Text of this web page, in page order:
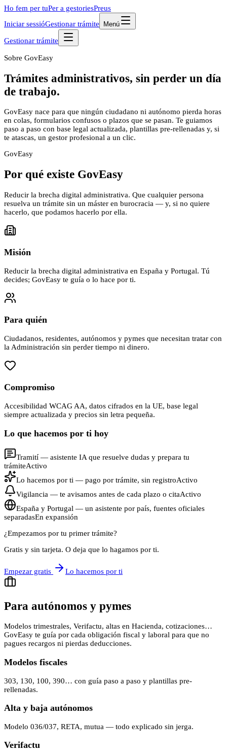
Ho fem per tuPer a gestoriesPreus
Iniciar sessióGestionar trámite Menú
Gestionar trámite
Sobre GovEasy
Trámites administrativos, sin perder un día
de trabajo.
GovEasy nace para que ningún ciudadano ni autónomo pierda horas
en colas, formularios confusos o plazos que se pasan. Te guiamos
paso a paso con base legal actualizada, plantillas pre-rellenadas y, si
te atascas, un gestor profesional a un clic.
GovEasy
Por qué existe GovEasy
Reducir la brecha digital administrativa. Que cualquier persona
resuelva un trámite sin un máster en burocracia — y, si no quiere
hacerlo, que podamos hacerlo por ella.
Misión
Reducir la brecha digital administrativa en España y Portugal. Tú
decides; GovEasy te guía o lo hace por ti.
Para quién
Ciudadanos, residentes, autónomos y pymes que necesitan tratar con
la Administración sin perder tiempo ni dinero.
Compromiso
Accesibilidad WCAG AA, datos cifrados en la UE, base legal
siempre actualizada y precios sin letra pequeña.
Lo que hacemos por ti hoy
Tramití — asistente IA que resuelve dudas y prepara tu
trámiteActivo
Lo hacemos por ti — pago por trámite, sin registroActivo
Vigilancia — te avisamos antes de cada plazo o citaActivo
España y Portugal — un asistente por país, fuentes oficiales
separadasEn expansión
¿Empezamos por tu primer trámite?
Gratis y sin tarjeta. O deja que lo hagamos por ti.
Empezar gratis Lo hacemos por ti
Para autónomos y pymes
Modelos trimestrales, Verifactu, altas en Hacienda, cotizaciones…
GovEasy te guía por cada obligación fiscal y laboral para que no
pagues recargos ni pierdas deducciones.
Modelos fiscales
303, 130, 100, 390… con guía paso a paso y plantillas pre-
rellenadas.
Alta y baja autónomos
Modelo 036/037, RETA, mutua — todo explicado sin jerga.
Verifactu